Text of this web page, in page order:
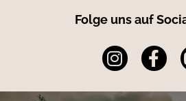
Folge uns auf